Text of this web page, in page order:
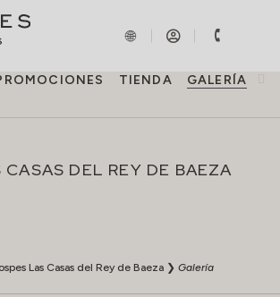
TIENDA GALERÍA
CASAS DEL REY DE BAEZA
Las Casas del Rey de Baeza ❯ Galería